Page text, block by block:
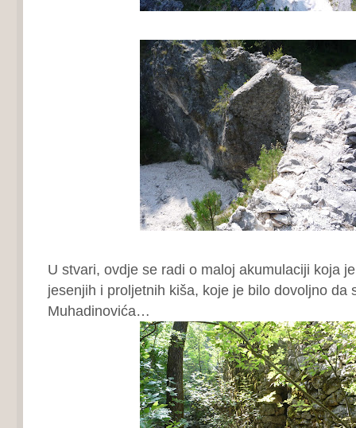
U stvari, ovdje se radi o maloj akumulaciji koja
jesenjih i proljetnih kiša, koje je bilo dovoljno da
Muhadinovića…